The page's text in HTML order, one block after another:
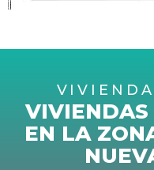
EN LA